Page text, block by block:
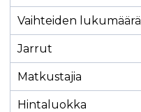
Vaihteiden lukumäärä
Jarrut
Matkustajia
Hintaluokka